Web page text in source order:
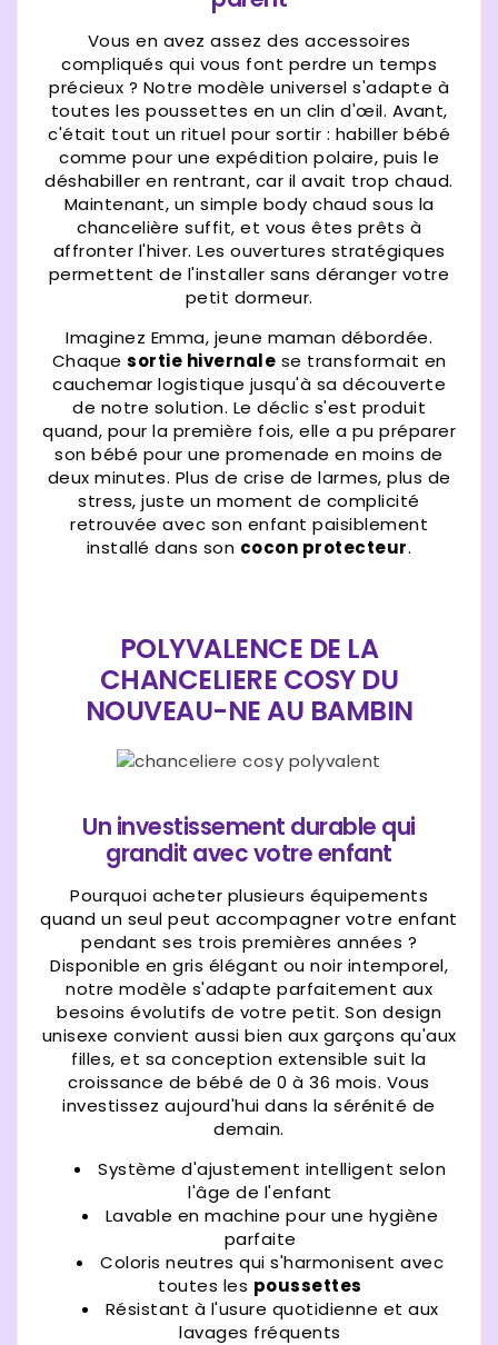
Vous en avez assez des accessoires
compliqués qui vous font perdre un temps
précieux ? Notre modèle universel s'adapte à
toutes les poussettes en un clin d'œil. Avant,
c'était tout un rituel pour sortir : habiller bébé
comme pour une expédition polaire, puis le
déshabiller en rentrant, car il avait trop chaud.
Maintenant, un simple body chaud sous la
chancelière suffit, et vous êtes prêts à
affronter l'hiver. Les ouvertures stratégiques
permettent de l'installer sans déranger votre
petit dormeur.
Imaginez Emma, jeune maman débordée.
Chaque sortie hivernale se transformait en
cauchemar logistique jusqu'à sa découverte
de notre solution. Le déclic s'est produit
quand, pour la première fois, elle a pu préparer
son bébé pour une promenade en moins de
deux minutes. Plus de crise de larmes, plus de
stress, juste un moment de complicité
retrouvée avec son enfant paisiblement
installé dans son cocon protecteur.
POLYVALENCE DE LA
CHANCELIERE COSY DU
NOUVEAU-NE AU BAMBIN
Un investissement durable qui
grandit avec votre enfant
Pourquoi acheter plusieurs équipements
quand un seul peut accompagner votre enfant
pendant ses trois premières années ?
Disponible en gris élégant ou noir intemporel,
notre modèle s'adapte parfaitement aux
besoins évolutifs de votre petit. Son design
unisexe convient aussi bien aux garçons qu'aux
filles, et sa conception extensible suit la
croissance de bébé de 0 à 36 mois. Vous
investissez aujourd'hui dans la sérénité de
demain.
Système d'ajustement intelligent selon
l'âge de l'enfant
Lavable en machine pour une hygiène
parfaite
Coloris neutres qui s'harmonisent avec
toutes les poussettes
Résistant à l'usure quotidienne et aux
lavages fréquents